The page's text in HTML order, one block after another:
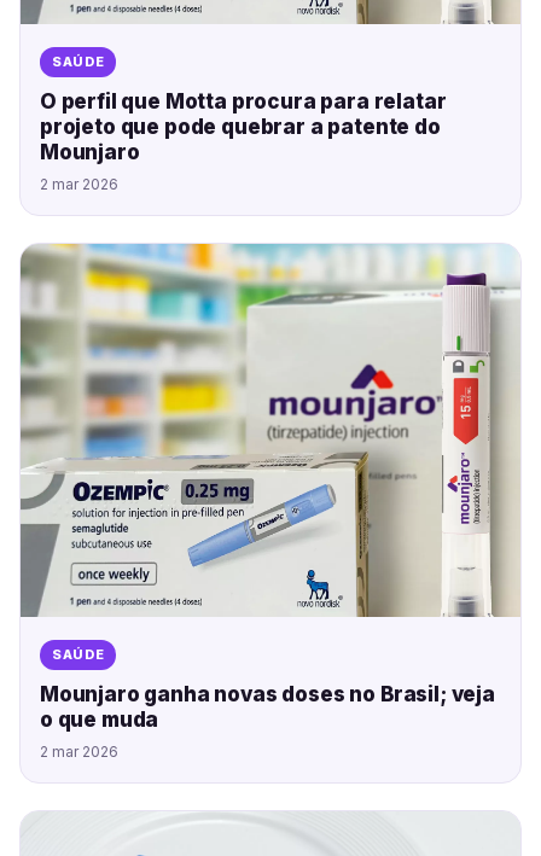
SAÚDE
O perfil que Motta procura para relatar
projeto que pode quebrar a patente do
Mounjaro
2 mar 2026
SAÚDE
Mounjaro ganha novas doses no Brasil; veja
o que muda
2 mar 2026